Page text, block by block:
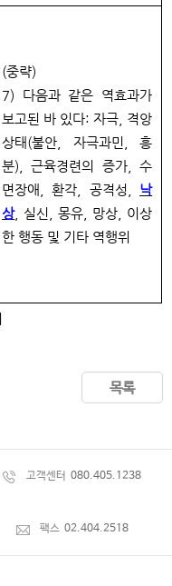
(중략)
7)
다음과 같은 역효과가
보고된 바 있다: 자극, 격앙
상태(불안, 자극과민, 흥
분), 근육경련의 증가, 수
면장애, 환각, 공격성, 낙
상, 실신, 몽유, 망상, 이상
한 행동 및 기타 역행위
목록
고객센터 080.405.1238
팩스 02.404.2518